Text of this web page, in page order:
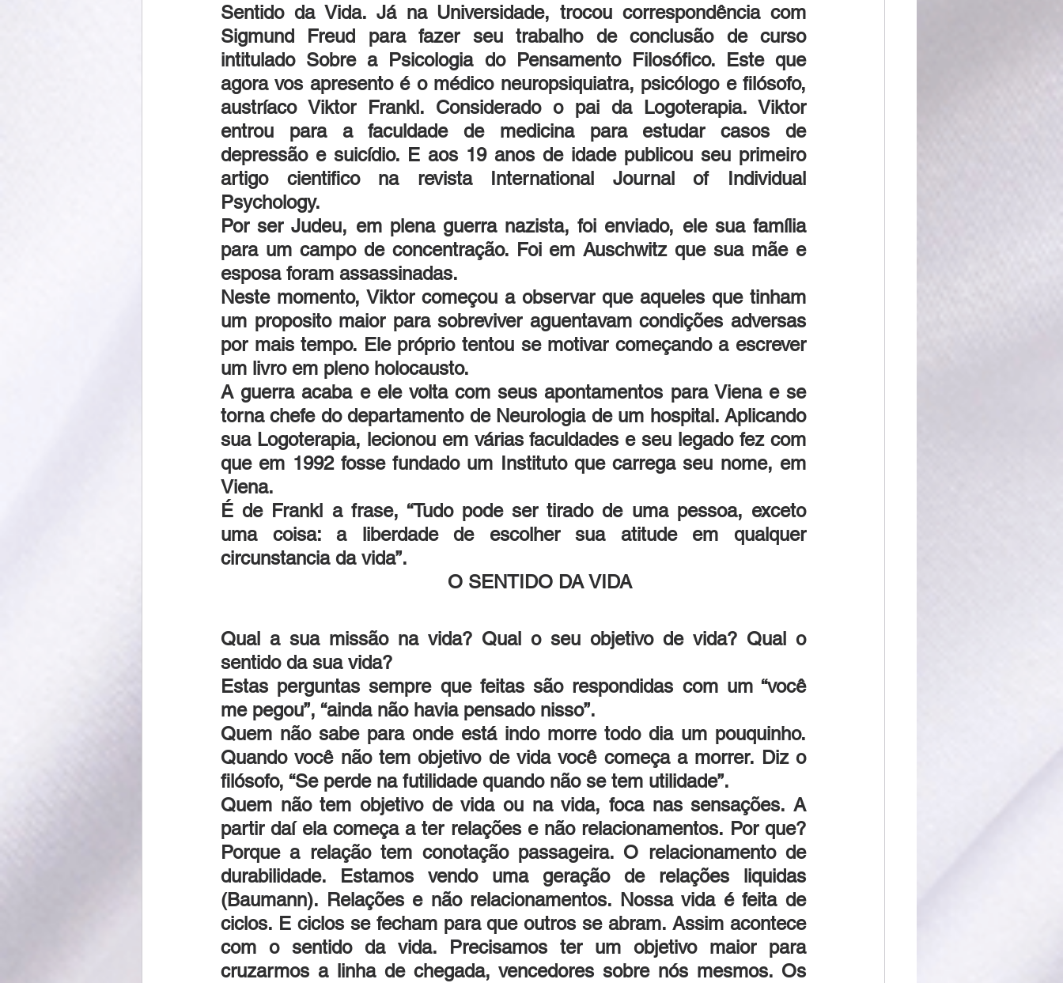
Sentido da Vida. Já na Universidade, trocou correspondência com
Sigmund Freud para fazer seu trabalho de conclusão de curso
intitulado Sobre a Psicologia do Pensamento Filosófico. Este que
agora vos apresento é o médico neuropsiquiatra, psicólogo e filósofo,
austríaco Viktor Frankl. Considerado o pai da Logoterapia. Viktor
entrou para a faculdade de medicina para estudar casos de
depressão e suicídio. E aos 19 anos de idade publicou seu primeiro
artigo cientifico na revista International Journal of Individual
Psychology.
Por ser Judeu, em plena guerra nazista, foi enviado, ele sua família
para um campo de concentração. Foi em Auschwitz que sua mãe e
esposa foram assassinadas.
Neste momento, Viktor começou a observar que aqueles que tinham
um proposito maior para sobreviver aguentavam condições adversas
por mais tempo. Ele próprio tentou se motivar começando a escrever
um livro em pleno holocausto.
A guerra acaba e ele volta com seus apontamentos para Viena e se
torna chefe do departamento de Neurologia de um hospital. Aplicando
sua Logoterapia, lecionou em várias faculdades e seu legado fez com
que em 1992 fosse fundado um Instituto que carrega seu nome, em
Viena.
É de Frankl a frase, “Tudo pode ser tirado de uma pessoa, exceto
uma coisa: a liberdade de escolher sua atitude em qualquer
circunstancia da vida”.
                                         O SENTIDO DA VIDA
Qual a sua missão na vida? Qual o seu objetivo de vida? Qual o
sentido da sua vida?
Estas perguntas sempre que feitas são respondidas com um “você
me pegou”, “ainda não havia pensado nisso”.
Quem não sabe para onde está indo morre todo dia um pouquinho.
Quando você não tem objetivo de vida você começa a morrer. Diz o
filósofo, “Se perde na futilidade quando não se tem utilidade”.
Quem não tem objetivo de vida ou na vida, foca nas sensações. A
partir daí ela começa a ter relações e não relacionamentos. Por que?
Porque a relação tem conotação passageira. O relacionamento de
durabilidade. Estamos vendo uma geração de relações liquidas
(Baumann). Relações e não relacionamentos. Nossa vida é feita de
ciclos. E ciclos se fecham para que outros se abram. Assim acontece
com o sentido da vida. Precisamos ter um objetivo maior para
cruzarmos a linha de chegada, vencedores sobre nós mesmos. Os